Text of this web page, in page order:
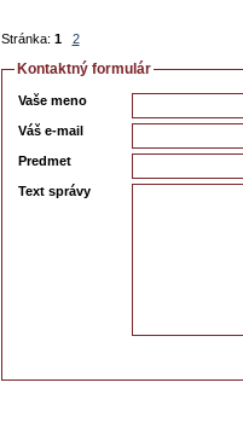
Stránka: 1 2
Kontaktný formulár
Vaše meno
Váš e-mail
Predmet
Text správy